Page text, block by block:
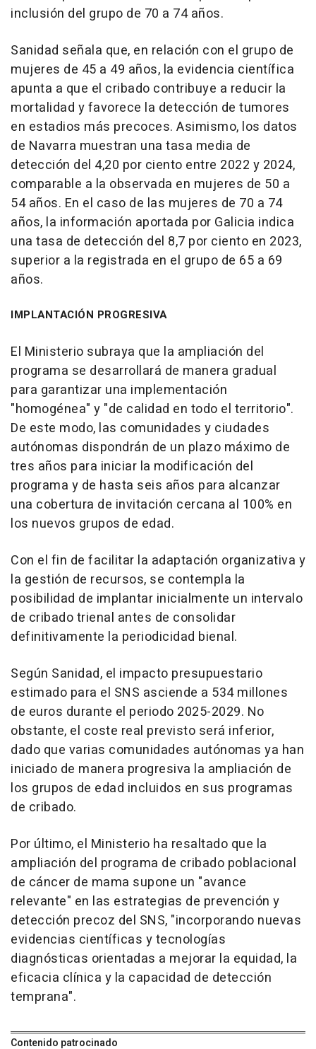
inclusión del grupo de 70 a 74 años.
Sanidad señala que, en relación con el grupo de
mujeres de 45 a 49 años, la evidencia científica
apunta a que el cribado contribuye a reducir la
mortalidad y favorece la detección de tumores
en estadios más precoces. Asimismo, los datos
de Navarra muestran una tasa media de
detección del 4,20 por ciento entre 2022 y 2024,
comparable a la observada en mujeres de 50 a
54 años. En el caso de las mujeres de 70 a 74
años, la información aportada por Galicia indica
una tasa de detección del 8,7 por ciento en 2023,
superior a la registrada en el grupo de 65 a 69
años.
IMPLANTACIÓN PROGRESIVA
El Ministerio subraya que la ampliación del
programa se desarrollará de manera gradual
para garantizar una implementación
"homogénea" y "de calidad en todo el territorio".
De este modo, las comunidades y ciudades
autónomas dispondrán de un plazo máximo de
tres años para iniciar la modificación del
programa y de hasta seis años para alcanzar
una cobertura de invitación cercana al 100% en
los nuevos grupos de edad.
Con el fin de facilitar la adaptación organizativa y
la gestión de recursos, se contempla la
posibilidad de implantar inicialmente un intervalo
de cribado trienal antes de consolidar
definitivamente la periodicidad bienal.
Según Sanidad, el impacto presupuestario
estimado para el SNS asciende a 534 millones
de euros durante el periodo 2025-2029. No
obstante, el coste real previsto será inferior,
dado que varias comunidades autónomas ya han
iniciado de manera progresiva la ampliación de
los grupos de edad incluidos en sus programas
de cribado.
Por último, el Ministerio ha resaltado que la
ampliación del programa de cribado poblacional
de cáncer de mama supone un "avance
relevante" en las estrategias de prevención y
detección precoz del SNS, "incorporando nuevas
evidencias científicas y tecnologías
diagnósticas orientadas a mejorar la equidad, la
eficacia clínica y la capacidad de detección
temprana".
Contenido patrocinado